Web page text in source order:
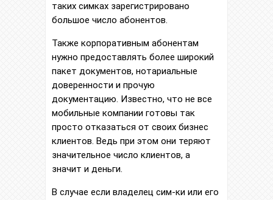
таких симках зарегистрировано
большое число абонентов.
Также корпоративным абонентам
нужно предоставлять более широкий
пакет документов, нотариальные
доверенности и прочую
документацию. Известно, что не все
мобильные компании готовы так
просто отказаться от своих бизнес
клиентов. Ведь при этом они теряют
значительное число клиентов, а
значит и деньги.
В случае если владелец сим-ки или его